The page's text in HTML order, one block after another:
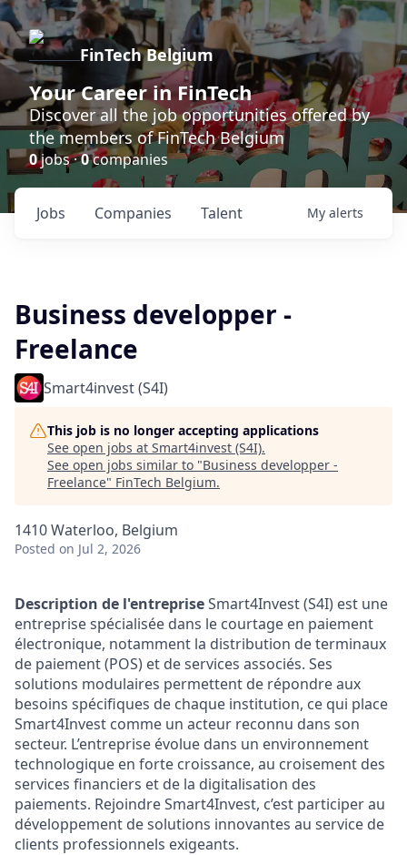
FinTech Belgium
Your Career in FinTech
Discover all the job opportunities offered by
the members of FinTech Belgium
0jobs ·0companies
Jobs Companies Talent My alerts
Business developper -
Freelance
Smart4invest (S4I)
This job is no longer accepting applications
See open jobs at Smart4invest (S4I).
See open jobs similar to "Business developper -
Freelance" FinTech Belgium.
1410 Waterloo, Belgium
Posted on Jul 2, 2026
Description de l'entrepriseSmart4Invest (S4I) est une
entreprise spécialisée dans le courtage en paiement
électronique, notamment la distribution de terminaux
de paiement (POS) et de services associés. Ses
solutions modulaires permettent de répondre aux
besoins spécifiques de chaque institution, ce qui place
Smart4Invest comme un acteur reconnu dans son
secteur. L’entreprise évolue dans un environnement
technologique en forte croissance, au croisement des
services financiers et de la digitalisation des
paiements. Rejoindre Smart4Invest, c’est participer au
développement de solutions innovantes au service de
clients professionnels exigeants.